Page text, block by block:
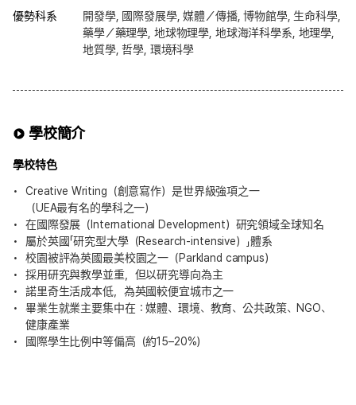
優勢科系
開發學, 國際發展學, 媒體／傳播, 博物館學, 生命科學,
藥學／藥理學, 地球物理學, 地球海洋科學系, 地理學,
地質學, 哲學, 環境科學
學校簡介
學校特色
Creative Writing（創意寫作）是世界級強項之一
（UEA最有名的學科之一）
在國際發展（International Development）研究領域全球知名
屬於英國「研究型大學（Research-intensive）」體系
校園被評為英國最美校園之一（Parkland campus）
採用研究與教學並重，但以研究導向為主
諾里奇生活成本低，為英國較便宜城市之一
畢業生就業主要集中在：媒體、環境、教育、公共政策、NGO、
健康產業
國際學生比例中等偏高（約15–20%）